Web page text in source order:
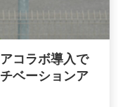
コラボ導入で
ベーションア